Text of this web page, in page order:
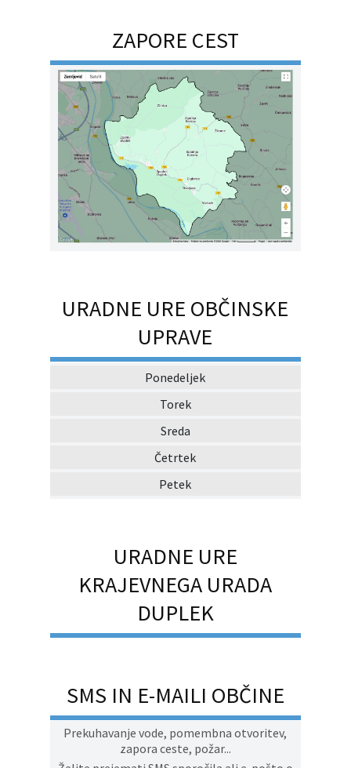
ZAPORE CEST
URADNE URE OBČINSKE
UPRAVE
Ponedeljek
Torek
Sreda
Četrtek
Petek
URADNE URE
KRAJEVNEGA URADA
DUPLEK
SMS IN E-MAILI OBČINE
Prekuhavanje vode, pomembna otvoritev,
zapora ceste, požar...